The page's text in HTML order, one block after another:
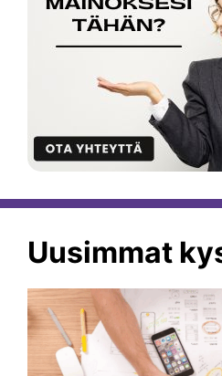
Uusimmat